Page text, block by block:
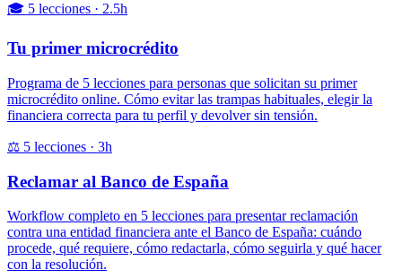
🎓 5 lecciones · 2.5h
Tu primer microcrédito
Programa de 5 lecciones para personas que solicitan su primer
microcrédito online. Cómo evitar las trampas habituales, elegir la
financiera correcta para tu perfil y devolver sin tensión.
⚖️ 5 lecciones · 3h
Reclamar al Banco de España
Workflow completo en 5 lecciones para presentar reclamación
contra una entidad financiera ante el Banco de España: cuándo
procede, qué requiere, cómo redactarla, cómo seguirla y qué hacer
con la resolución.